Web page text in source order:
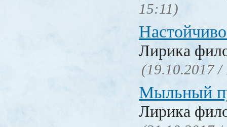
15:11)
Лирика
(19.10.2017 /
Мыльный
Лирика